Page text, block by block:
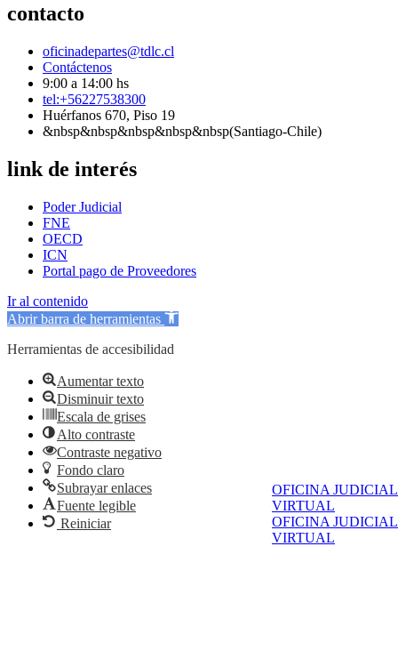
OFICINA JUDICIAL
VIRTUAL
OFICINA JUDICIAL
VIRTUAL
contacto
oficinadepartes@tdlc.cl
Contáctenos
9:00 a 14:00 hs
tel:+56227538300
Huérfanos 670, Piso 19
&nbsp&nbsp&nbsp&nbsp&nbsp(Santiago-Chile)
link de interés
Poder Judicial
FNE
OECD
ICN
Portal pago de Proveedores
Ir al contenido
Abrir barra de herramientas
Herramientas de accesibilidad
Aumentar texto
Disminuir texto
Escala de grises
Alto contraste
Contraste negativo
Fondo claro
Subrayar enlaces
Fuente legible
Reiniciar